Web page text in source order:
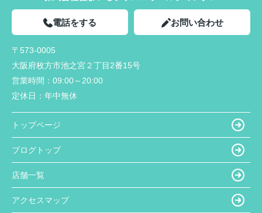
電話をする お問い合わせ
〒573-0005
大阪府枚方市池之宮２丁目2番15号
営業時間： 09:00～20:00
定休日： 年中無休
トップページ
ブログトップ
店舗一覧
アクセスマップ